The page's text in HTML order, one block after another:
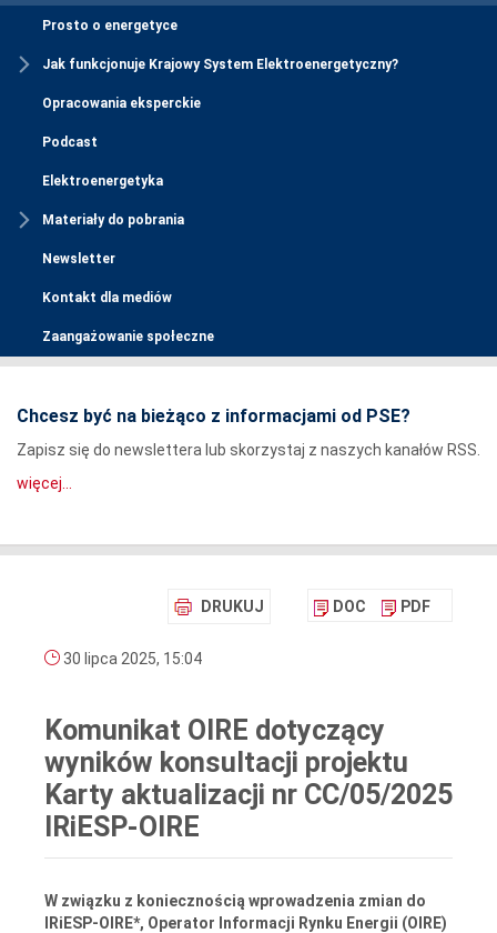
Prosto o energetyce
Jak funkcjonuje Krajowy System Elektroenergetyczny?
Opracowania eksperckie
Podcast
Elektroenergetyka
Materiały do pobrania
Newsletter
Kontakt dla mediów
Zaangażowanie społeczne
Chcesz być na bieżąco z informacjami od PSE?
Zapisz się do newslettera lub skorzystaj z naszych kanałów RSS.
więcej...
DRUKUJ DOC PDF
30 lipca 2025, 15:04
Komunikat OIRE dotyczący
wyników konsultacji projektu
Karty aktualizacji nr CC/05/2025
IRiESP-OIRE
W związku z koniecznością wprowadzenia zmian do
IRiESP-OIRE*, Operator Informacji Rynku Energii (OIRE)